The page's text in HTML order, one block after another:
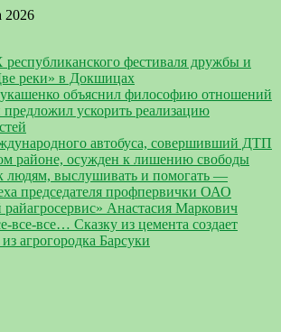
2026
фестиваля дружбы и
реки» в Докшицах
объяснил философию отношений
ускорить реализацию
автобуса, совершивший ДТП
районе, осужден к лишению свободы
людям, выслушивать и помогать —
председателя профпервички ОАО
Анастасия Маркович
все-все… Сказку из цемента создает
агрогородка Барсуки